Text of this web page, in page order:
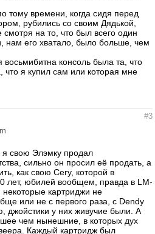
тому времени, когда сидя перед
рубились со своим Дядькой,
на то, что был всего один
нам его хватало, было больше, чем
консоль была та, что
что я купил сам или которая мне
#3
свою Элэмку продал
сильно он просил её продать, а
как свою Сегу, которой в
лет, юбилей вообщем, правда в LM-
картриджи не
или не с первого раза, с Dendy
джойстики у них живучие были. А
чем нынешние, в которых дух
Каждый картридж был